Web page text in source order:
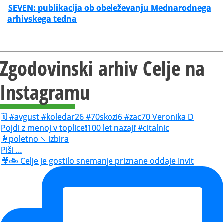
SEVEN: publikacija ob obeleževanju Mednarodnega
arhivskega tedna
Zgodovinski arhiv Celje na
Instagramu
🗓️ #avgust #koledar26 #70skozi6 #zac70 Veronika D
Pojdi z menoj v toplice❗️100 let nazaj❗️ #citalnic
🍦poletno 🍡izbira
Piši …
🎥🚲 Celje je gostilo snemanje priznane oddaje Invit